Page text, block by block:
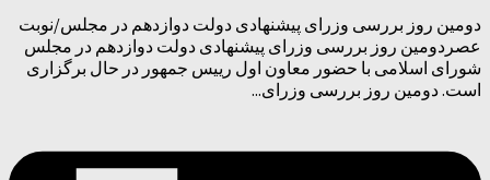
دومین روز بررسی وزرای پیشنهادی دولت دوازدهم در مجلس/نوبت
عصردومین روز بررسی وزرای پیشنهادی دولت دوازدهم در مجلس
شورای اسلامی با حضور معاون اول رییس جمهور در حال برگزاری
است. دومین روز بررسی وزرای...